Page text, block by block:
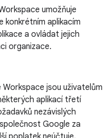
umožňuje
aplikacím
a ovládat jejich
organizace.
jsou uživatelům
aplikací třetí
nezávislých
Google za